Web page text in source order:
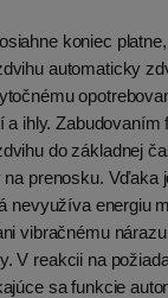
koniec
automaticky
a ihly. Zabudovaním
do základnej
prenosku. Vďaka
nevyužíva energiu
vibračnému
V reakcii na
sa funkcie